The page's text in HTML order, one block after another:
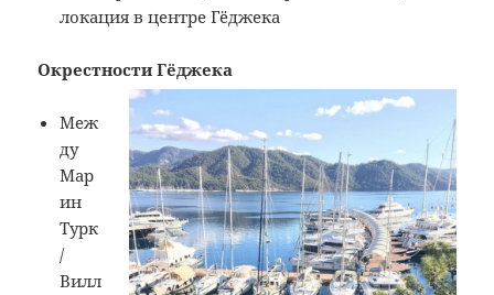
локация в центре Гёджека
Окрестности Гёджека
Меж
ду
Мар
ин
Турк
/
Вилл